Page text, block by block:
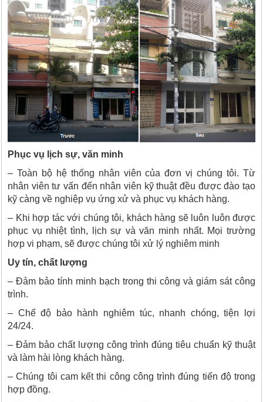
Phục vụ lịch sự, văn minh
– Toàn bộ hệ thống nhân viên của đơn vị chúng tôi. Từ
nhân viên tư vấn đến nhân viên kỹ thuật đều được đào tạo
kỹ càng về nghiệp vụ ứng xử và phục vụ khách hàng.
– Khi hợp tác với chúng tôi, khách hàng sẽ luôn luôn được
phục vụ nhiệt tình, lịch sự và văn minh nhất. Mọi trường
hợp vi phạm, sẽ được chúng tôi xử lý nghiêm minh
Uy tín, chất lượng
– Đảm bảo tính minh bạch trong thi công và giám sát công
trình.
– Chế độ bảo hành nghiêm túc, nhanh chóng, tiện lợi
24/24.
– Đảm bảo chất lượng công trình đúng tiêu chuẩn kỹ thuật
và làm hài lòng khách hàng.
– Chúng tôi cam kết thi công công trình đúng tiến độ trong
hợp đồng.